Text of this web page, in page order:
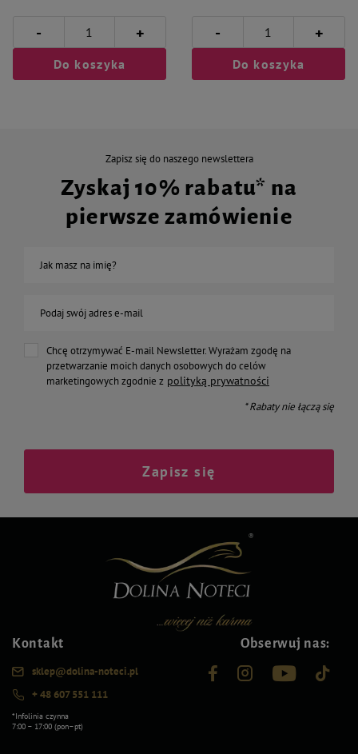
- +
Do koszyka
- +
Do koszyka
Zapisz się do naszego newslettera
Zyskaj 10% rabatu* na
pierwsze zamówienie
Jak masz na imię?
Podaj swój adres e-mail
Chcę otrzymywać E-mail Newsletter. Wyrażam zgodę na
przetwarzanie moich danych osobowych do celów
marketingowych zgodnie z polityką prywatności
* Rabaty nie łączą się
Zapisz się
Kontakt
sklep@dolina-noteci.pl
+ 48 607 551 111
*Infolinia czynna
7:00 – 17:00 (pon–pt)
Obserwuj nas: